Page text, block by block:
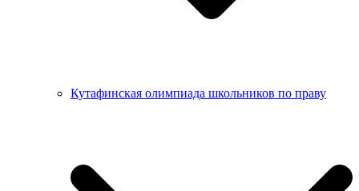
Кутафинская олимпиада школьников по праву